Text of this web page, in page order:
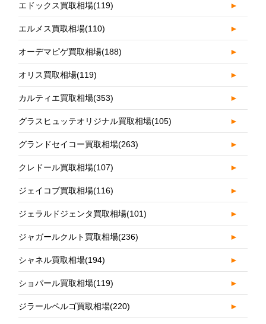
エドックス買取相場(119) ►
エルメス買取相場(110) ►
オーデマピゲ買取相場(188) ►
オリス買取相場(119) ►
カルティエ買取相場(353) ►
グラスヒュッテオリジナル買取相場(105) ►
グランドセイコー買取相場(263) ►
クレドール買取相場(107) ►
ジェイコブ買取相場(116) ►
ジェラルドジェンタ買取相場(101) ►
ジャガールクルト買取相場(236) ►
シャネル買取相場(194) ►
ショパール買取相場(119) ►
ジラールペルゴ買取相場(220) ►